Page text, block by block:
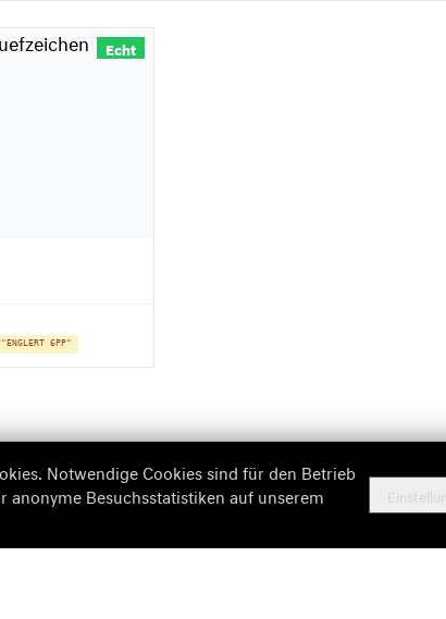
Echt
"ENGLERT 6PP"
Missing Information
Notwendige Cookies sind für den Betrieb
Besuchsstatistiken auf unserem